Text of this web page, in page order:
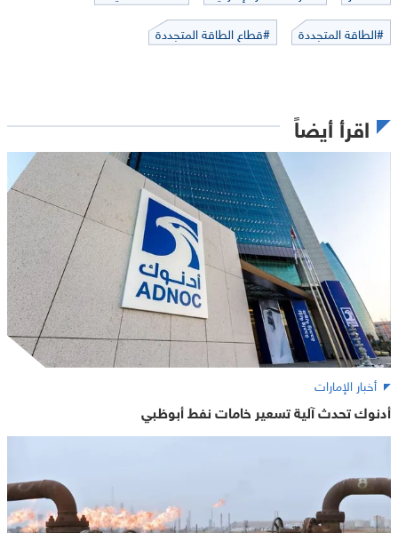
#الطاقة المتجددة
#قطاع الطاقة المتجددة
اقرأ أيضاً
أخبار الإمارات
أدنوك تحدث آلية تسعير خامات نفط أبوظبي